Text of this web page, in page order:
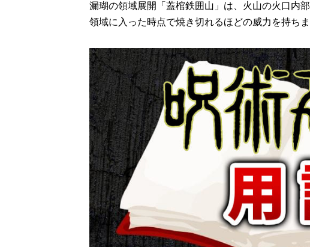
漏瑚の領域展開「蓋棺鉄囲山」は、火山の火口内
領域に入った時点で焼き切れるほどの威力を持ちま